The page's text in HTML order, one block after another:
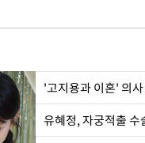
'고지용과 이혼' 의
유혜정, 자궁적출